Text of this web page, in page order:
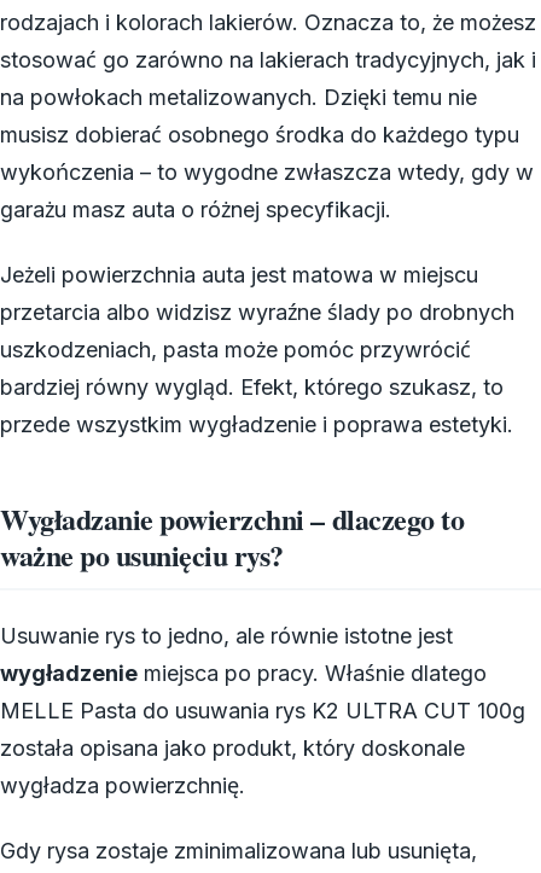
rodzajach i kolorach lakierów. Oznacza to, że możesz
stosować go zarówno na lakierach tradycyjnych, jak i
na powłokach metalizowanych. Dzięki temu nie
musisz dobierać osobnego środka do każdego typu
wykończenia – to wygodne zwłaszcza wtedy, gdy w
garażu masz auta o różnej specyfikacji.
Jeżeli powierzchnia auta jest matowa w miejscu
przetarcia albo widzisz wyraźne ślady po drobnych
uszkodzeniach, pasta może pomóc przywrócić
bardziej równy wygląd. Efekt, którego szukasz, to
przede wszystkim wygładzenie i poprawa estetyki.
Wygładzanie powierzchni – dlaczego to
ważne po usunięciu rys?
Usuwanie rys to jedno, ale równie istotne jest
wygładzenie miejsca po pracy. Właśnie dlatego
MELLE Pasta do usuwania rys K2 ULTRA CUT 100g
została opisana jako produkt, który doskonale
wygładza powierzchnię.
Gdy rysa zostaje zminimalizowana lub usunięta,